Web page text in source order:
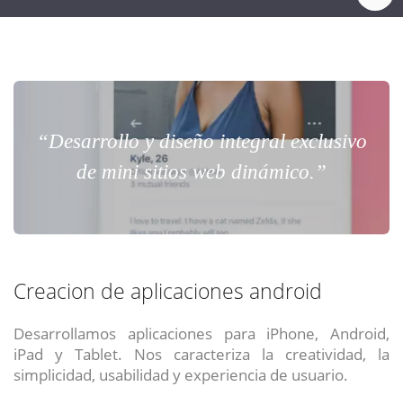
“Desarrollo y diseño integral exclusivo
de mini sitios web dinámico.”
Creacion de aplicaciones android
Desarrollamos aplicaciones para iPhone, Android,
iPad y Tablet. Nos caracteriza la creatividad, la
simplicidad, usabilidad y experiencia de usuario.